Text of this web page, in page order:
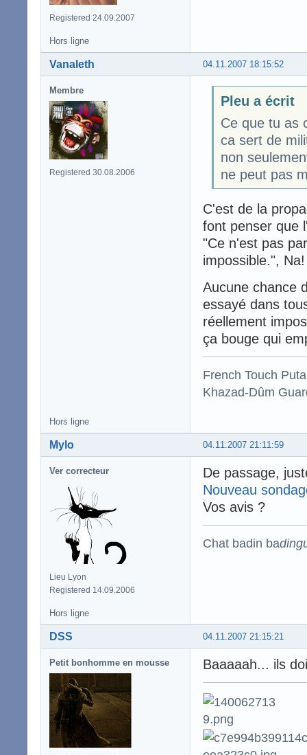
Registered 24.09.2007
Hors ligne
04.11.2007 18:15:52
Vanaleth
Membre
Registered 30.08.2006
Pleu a écrit
Ce que tu as
ca sert de
non
ne peut pas
C'est de la
font penser que
"Ce n'est pas
impossible.", Na!
Aucune chance
essayé dans
réellement
ça bouge qui
French Touch
Khazad-Dûm
Hors ligne
04.11.2007 21:11:59
Mylo
Ver correcteur
Lieu Lyon
Registered 14.09.2006
De passage,
Nouveau
Vos avis ?
Chat badin ba
Hors ligne
04.11.2007 21:15:21
DSS
Petit bonhomme en mousse Baaaaah... ils